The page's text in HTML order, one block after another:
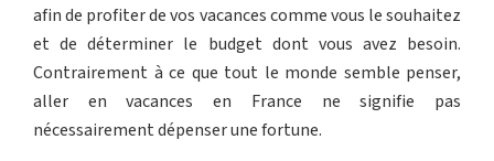
afin de profiter de vos vacances comme vous le souhaitez
et de déterminer le budget dont vous avez besoin.
Contrairement à ce que tout le monde semble penser,
aller en vacances en France ne signifie pas
nécessairement dépenser une fortune.